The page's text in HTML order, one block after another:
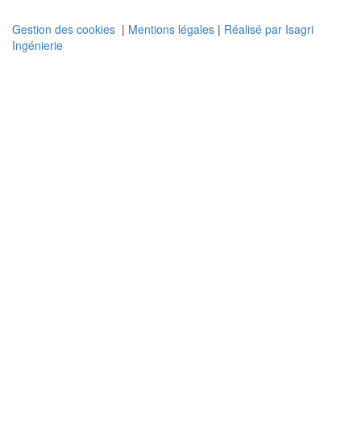
Gestion des cookies | Mentions légales | Réalisé par Isagri
Ingénierie